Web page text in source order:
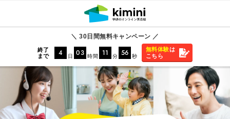
＼ 30日間無料キャンペーン ／
終了
まで
4 日 03 時間 11 分 54 秒
無料体験は
こちら